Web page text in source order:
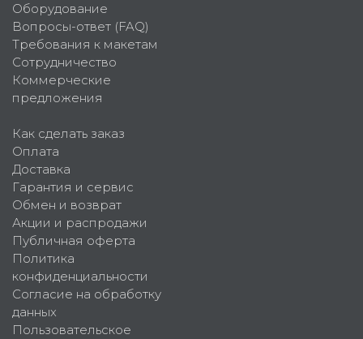
Оборудование
Вопросы-ответ (FAQ)
Требования к макетам
Сотрудничество
Коммерческие
предложения
Как сделать заказ
Оплата
Доставка
Гарантия и сервис
Обмен и возврат
Акции и распродажи
Публичная оферта
Политика
конфиденциальности
Согласие на обработку
данных
Пользовательское